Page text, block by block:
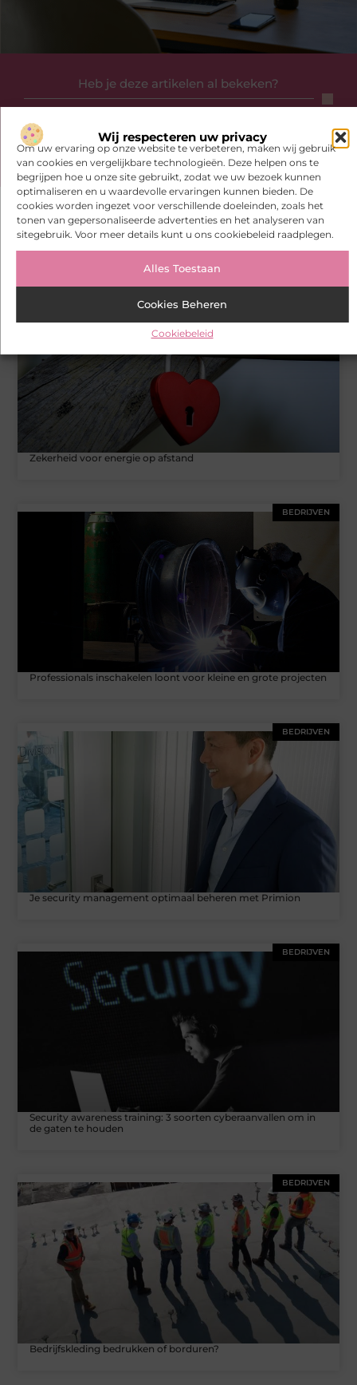
Wij respecteren uw privacy
Om uw ervaring op onze website te verbeteren, maken wij gebruik
van cookies en vergelijkbare technologieën. Deze helpen ons te
begrijpen hoe u onze site gebruikt, zodat we uw bezoek kunnen
optimaliseren en u waardevolle ervaringen kunnen bieden. De
cookies worden ingezet voor verschillende doeleinden, zoals het
tonen van gepersonaliseerde advertenties en het analyseren van
sitegebruik. Voor meer details kunt u ons cookiebeleid raadplegen.
Alles Toestaan
Cookies Beheren
Cookiebeleid
Heb je deze artikelen al bekeken?
petto hebben en mis onze artikelen niet. Duik in diverse
onderwerpen en blijf op de hoogte!
die u mogelijk
interesseren
Zekerheid voor energie op afstand
BEDRIJVEN
Professionals inschakelen loont voor kleine en grote projecten
BEDRIJVEN
Je security management optimaal beheren met Primion
BEDRIJVEN
Security awareness training: 3 soorten cyberaanvallen om in
de gaten te houden
BEDRIJVEN
Bedrijfskleding bedrukken of borduren?